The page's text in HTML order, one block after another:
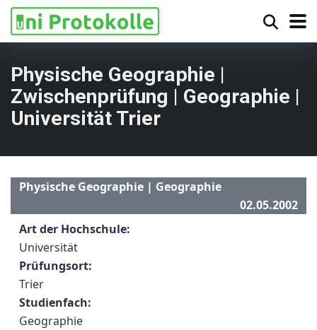
Physische Geographie |
Zwischenprüfung | Geographie |
Universität Trier
Physische Geographie | Geographie
02.05.2002
Art der Hochschule:
Universität
Prüfungsort:
Trier
Studienfach:
Geographie